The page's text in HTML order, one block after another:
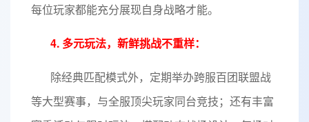
每位玩家都能充分展现自身战略才能。
4. 多元玩法，新鲜挑战不重样：
除经典匹配模式外，定期举办跨服百团联盟战
等大型赛事，与全服顶尖玩家同台竞技；还有丰富